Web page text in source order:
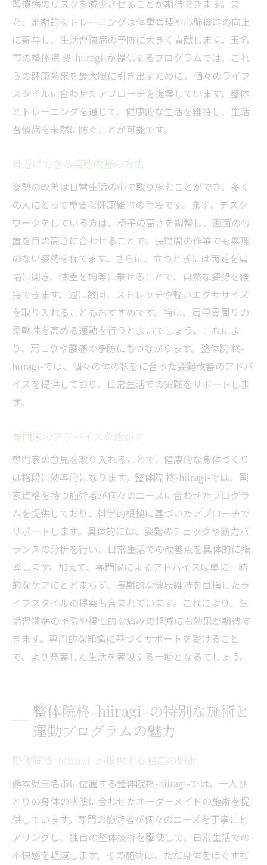
習慣病のリスクを減少させることが期待できます。ま
た、定期的なトレーニングは体重管理や心肺機能の向上
に寄与し、生活習慣病の予防に大きく貢献します。玉名
市の整体院 柊-hiiragi-が提供するプログラムでは、これ
らの健康効果を最大限に引き出すために、個々のライフ
スタイルに合わせたアプローチを提案しています。整体
とトレーニングを通じて、健康的な生活を維持し、生活
習慣病を未然に防ぐことが可能です。
身近にできる姿勢改善の方法
姿勢の改善は日常生活の中で取り組むことができ、多く
の人にとって重要な健康維持の手段です。まず、デスク
ワークをしている方は、椅子の高さを調整し、画面の位
置を目の高さに合わせることで、長時間の作業でも無理
のない姿勢を保てます。さらに、立つときには両足を肩
幅に開き、体重を均等に乗せることで、自然な姿勢を維
持できます。週に数回、ストレッチや軽いエクササイズ
を取り入れることもおすすめです。特に、肩甲骨周りの
柔軟性を高める運動を行うとよいでしょう。これによ
り、肩こりや腰痛の予防にもつながります。整体院 柊-
hiiragi-では、個々の体の状態に合った姿勢改善のアドバ
イスを提供しており、日常生活での実践をサポートしま
す。
専門家のアドバイスを活かす
専門家の意見を取り入れることで、健康的な身体づくり
は格段に効率的になります。整体院 柊-hiiragi-では、国
家資格を持つ施術者が個々のニーズに合わせたプログラ
ムを提供しており、科学的根拠に基づいたアプローチで
サポートします。具体的には、姿勢のチェックや筋力バ
ランスの分析を行い、日常生活での改善点を具体的に指
導します。加えて、専門家によるアドバイスは単に一時
的なケアにとどまらず、長期的な健康維持を目指したラ
イフスタイルの提案も含まれています。これにより、生
活習慣病の予防や慢性的な痛みの軽減にも効果が期待で
きます。専門的な知識に基づくサポートを受けること
で、より充実した生活を実現する一助となるでしょう。
整体院柊-hiiragi-の特別な施術と
運動プログラムの魅力
整体院柊-hiiragi-が提供する独自の施術
熊本県玉名市に位置する整体院柊-hiiragi-では、一人ひ
とりの身体の状態に合わせたオーダーメイドの施術を提
供しています。専門の施術者が個々のニーズを丁寧にヒ
アリングし、独自の整体技術を駆使して、日常生活での
不快感を軽減します。その施術は、ただ身体をほぐすだ